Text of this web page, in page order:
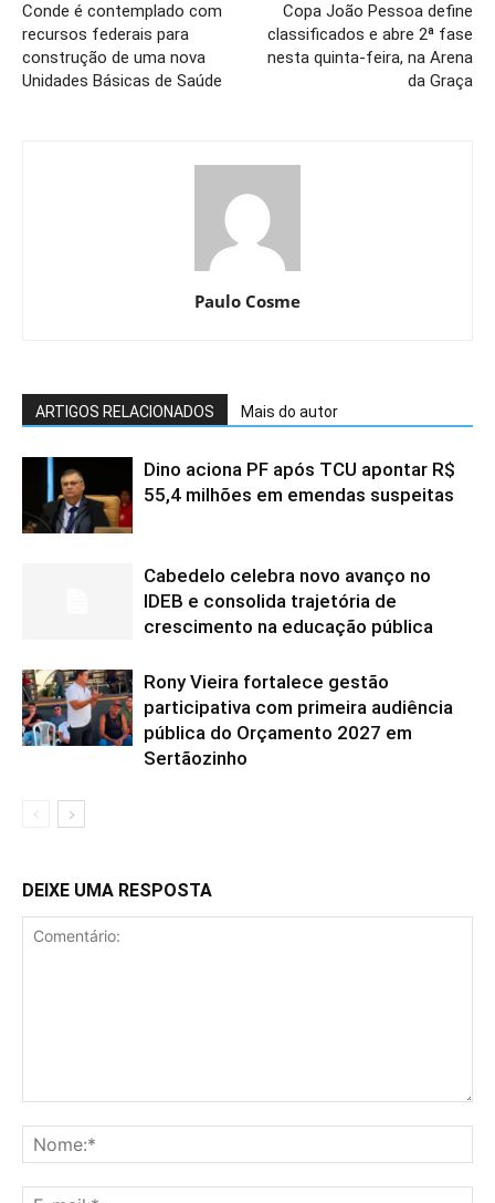
Conde é contemplado com
recursos federais para
construção de uma nova
Unidades Básicas de Saúde
Copa João Pessoa define
classificados e abre 2ª fase
nesta quinta-feira, na Arena
da Graça
Paulo Cosme
ARTIGOS RELACIONADOS Mais do autor
Dino aciona PF após TCU apontar R$
55,4 milhões em emendas suspeitas
Cabedelo celebra novo avanço no
IDEB e consolida trajetória de
crescimento na educação pública
Rony Vieira fortalece gestão
participativa com primeira audiência
pública do Orçamento 2027 em
Sertãozinho
DEIXE UMA RESPOSTA